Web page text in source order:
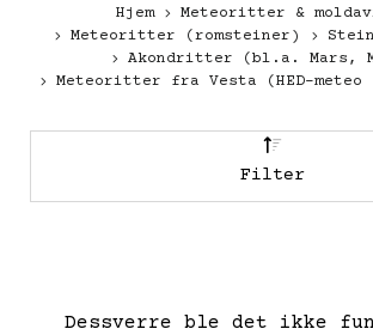
Hjem
Meteoritter &
Meteoritter (romsteiner)
Akondritter (bl.a. Mars,
Meteoritter fra Vesta (HED-meteo
Filter
Dessverre ble det ikke